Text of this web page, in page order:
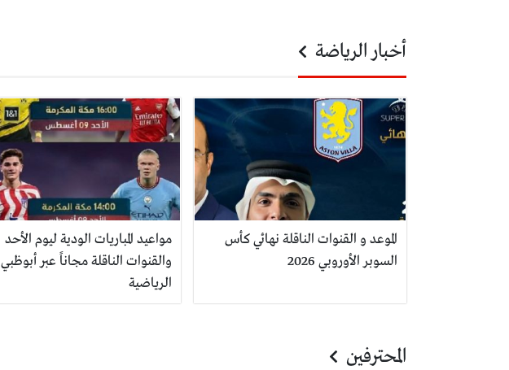
أخبار الرياضة
الموعد و القنوات الناقلة نهائي كأس
السوبر الأوروبي 2026
مواعيد المباريات الودية ليوم الأحد
والقنوات الناقلة مجاناً عبر أبوظبي
الرياضية
المحترفين